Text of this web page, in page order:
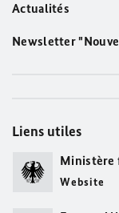
Actualités
Newsletter
Liens utiles
Ministère
Website